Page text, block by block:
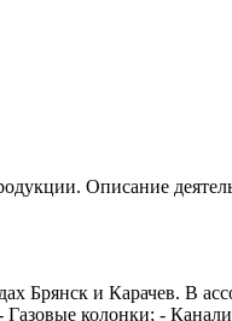
Описание
Брянск и Карачев. В
колонки; -